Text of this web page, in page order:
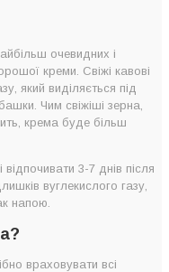
очевидних і
креми. Свіжі кавові
який виділяється під
Чим свіжіші зерна,
крема буде більш
3-7 днів після
вуглекислого газу,
напою.
враховувати всі